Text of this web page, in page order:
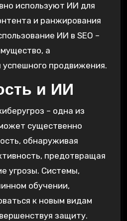
используют ИИ для
и ранжирования
ИИ в SEO –
а
успешного продвижения.
и ИИ
– одна из
существенно
обнаруживая
предотвращая
угрозы. Системы,
обучении,
к новым видам
защиту.